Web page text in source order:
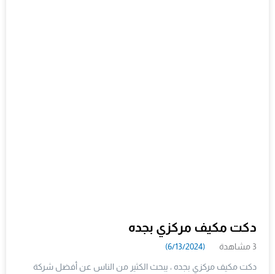
دكت مكيف مركزي بجده
3 مشاهدة (6/13/2024)
دكت مكيف مركزي بجده ، يبحث الكثير من الناس عن أفضل شركة